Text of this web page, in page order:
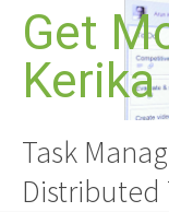
Doties
saturu
Get
Kerika
Task
Distributed